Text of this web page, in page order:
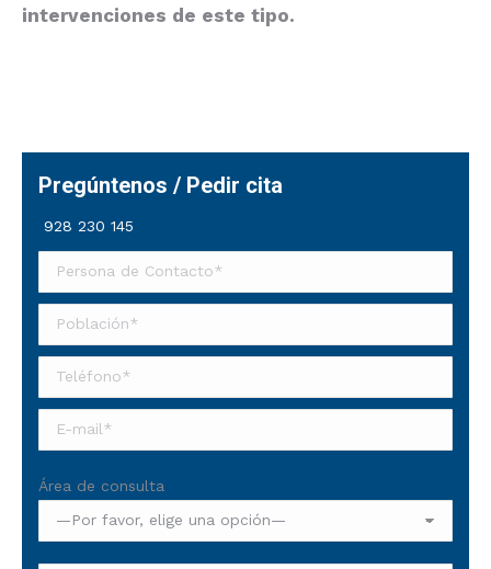
intervenciones de este tipo.
Pregúntenos / Pedir cita
928 230 145
Área de consulta